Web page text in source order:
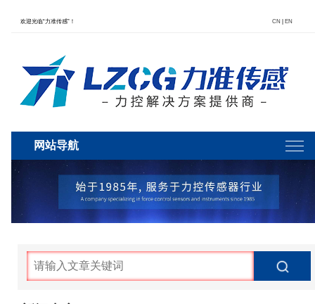
欢迎光临“力准传感”！ CN EN
网站导航